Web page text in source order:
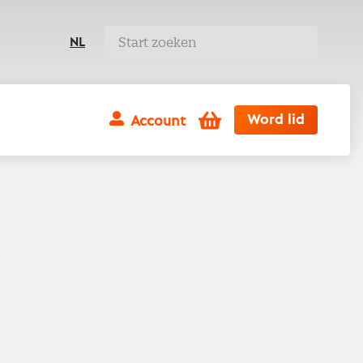
NL
Account Winkelwagen
Word lid